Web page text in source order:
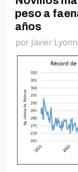
peso a
años
por Javier